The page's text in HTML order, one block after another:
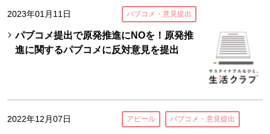
2023年01月11日 パブコメ・意見提出
パブコメ提出で原発推進にNOを！原発推
進に関するパブコメに反対意見を提出
2022年12月07日 アピール パブコメ・意見提出